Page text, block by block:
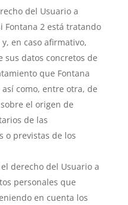
del Usuario a
Fontana 2 está tratando
en caso afirmativo,
datos concretos de
que Fontana
como, entre otra, de
el origen de
de las
o previstas de los
el derecho del Usuario a
personales que
en cuenta los